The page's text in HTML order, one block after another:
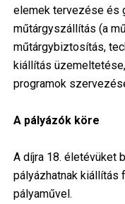
elemek tervezése és
műtárgyszállítás (a
műtárgybiztosítás,
kiállítás
programok
A pályázók köre
A díjra 18. életévüket
pályázhatnak kiállítás
pályaművel.